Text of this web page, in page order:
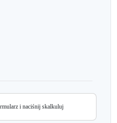
i naciśnij skalkuluj